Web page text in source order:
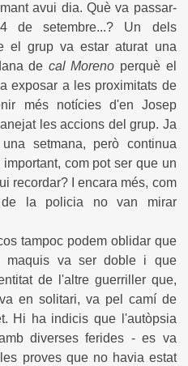
avui dia. Què va passar-
setembre...? Un dels
el grup va estar aturat una
de cal Moreno perquè el
exposar a les proximitats de
més notícies d'en Josep
les accions del grup. Ja
setmana, però continua
com pot ser que un
recordar? I encara més, com
la policia no van mirar
tampoc podem oblidar que
maquis va ser doble i que
de l'altre guerriller que,
en solitari, va pel camí de
Hi ha indicis que l'autòpsia
diverses ferides - es va
proves que no havia estat